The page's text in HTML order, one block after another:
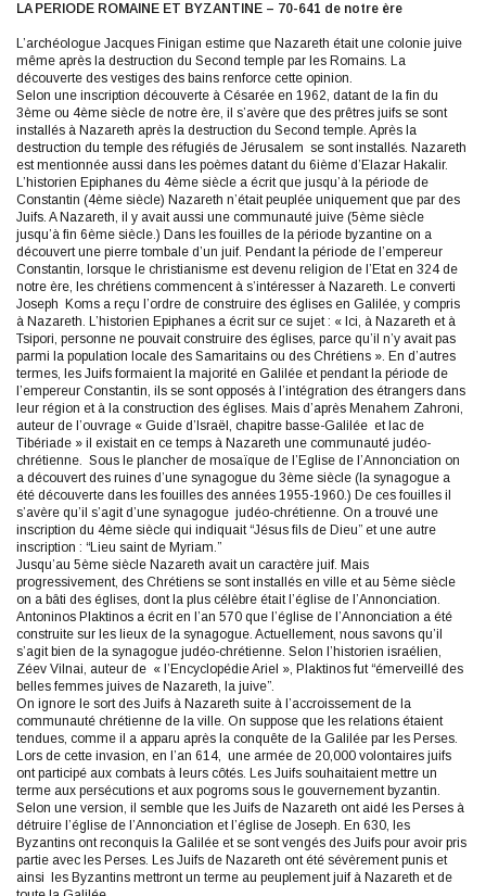
LA PERIODE ROMAINE ET BYZANTINE – 70-641 de notre ère
L’archéologue Jacques Finigan estime que Nazareth était une colonie juive
même après la destruction du Second temple par les Romains. La
découverte des vestiges des bains renforce cette opinion.
Selon une inscription découverte à Césarée en 1962, datant de la fin du
3ème ou 4ème siècle de notre ère, il s’avère que des prêtres juifs se sont
installés à Nazareth après la destruction du Second temple. Après la
destruction du temple des réfugiés de Jérusalem se sont installés. Nazareth
est mentionnée aussi dans les poèmes datant du 6ième d’Elazar Hakalir.
L’historien Epiphanes du 4ème siècle a écrit que jusqu’à la période de
Constantin (4ème siècle) Nazareth n’était peuplée uniquement que par des
Juifs. A Nazareth, il y avait aussi une communauté juive (5ème siècle
jusqu’à fin 6ème siècle.) Dans les fouilles de la période byzantine on a
découvert une pierre tombale d’un juif. Pendant la période de l’empereur
Constantin, lorsque le christianisme est devenu religion de l’Etat en 324 de
notre ère, les chrétiens commencent à s’intéresser à Nazareth. Le converti
Joseph Koms a reçu l’ordre de construire des églises en Galilée, y compris
à Nazareth. L’historien Epiphanes a écrit sur ce sujet : « Ici, à Nazareth et à
Tsipori, personne ne pouvait construire des églises, parce qu’il n’y avait pas
parmi la population locale des Samaritains ou des Chrétiens ». En d’autres
termes, les Juifs formaient la majorité en Galilée et pendant la période de
l’empereur Constantin, ils se sont opposés à l’intégration des étrangers dans
leur région et à la construction des églises. Mais d’après Menahem Zahroni,
auteur de l’ouvrage « Guide d’Israël, chapitre basse-Galilée et lac de
Tibériade » il existait en ce temps à Nazareth une communauté judéo-
chrétienne. Sous le plancher de mosaïque de l’Eglise de l’Annonciation on
a découvert des ruines d’une synagogue du 3ème siècle (la synagogue a
été découverte dans les fouilles des années 1955-1960.) De ces fouilles il
s’avère qu’il s’agit d’une synagogue judéo-chrétienne. On a trouvé une
inscription du 4ème siècle qui indiquait “Jésus fils de Dieu” et une autre
inscription : “Lieu saint de Myriam.”
Jusqu’au 5ème siècle Nazareth avait un caractère juif. Mais
progressivement, des Chrétiens se sont installés en ville et au 5ème siècle
on a bâti des églises, dont la plus célèbre était l’église de l’Annonciation.
Antoninos Plaktinos a écrit en l’an 570 que l’église de l’Annonciation a été
construite sur les lieux de la synagogue. Actuellement, nous savons qu’il
s’agit bien de la synagogue judéo-chrétienne. Selon l’historien israélien,
Zéev Vilnai, auteur de « l’Encyclopédie Ariel », Plaktinos fut “émerveillé des
belles femmes juives de Nazareth, la juive”.
On ignore le sort des Juifs à Nazareth suite à l’accroissement de la
communauté chrétienne de la ville. On suppose que les relations étaient
tendues, comme il a apparu après la conquête de la Galilée par les Perses.
Lors de cette invasion, en l’an 614, une armée de 20,000 volontaires juifs
ont participé aux combats à leurs côtés. Les Juifs souhaitaient mettre un
terme aux persécutions et aux pogroms sous le gouvernement byzantin.
Selon une version, il semble que les Juifs de Nazareth ont aidé les Perses à
détruire l’église de l’Annonciation et l’église de Joseph. En 630, les
Byzantins ont reconquis la Galilée et se sont vengés des Juifs pour avoir pris
partie avec les Perses. Les Juifs de Nazareth ont été sévèrement punis et
ainsi les Byzantins mettront un terme au peuplement juif à Nazareth et de